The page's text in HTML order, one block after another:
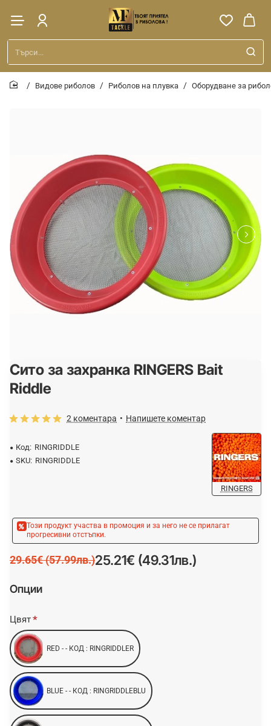
Търси...
Видове риболов Риболов на плувка Оборудване за
-15%
Сито за захранка RINGERS Bait
Riddle
Код: RINGRIDDLE
SKU: RINGRIDDLE
RINGERS
2 коментара • Напишете коментар
Този продукт участва в промоция и за него не се прилагат
прогресивни отстъпки.
25.21€ (49.31лв.)
29.65€ (57.99лв.)
Опции
Цвят
RED - - КОД : RINGRIDDLER
BLUE - - КОД : RINGRIDDLEBLU